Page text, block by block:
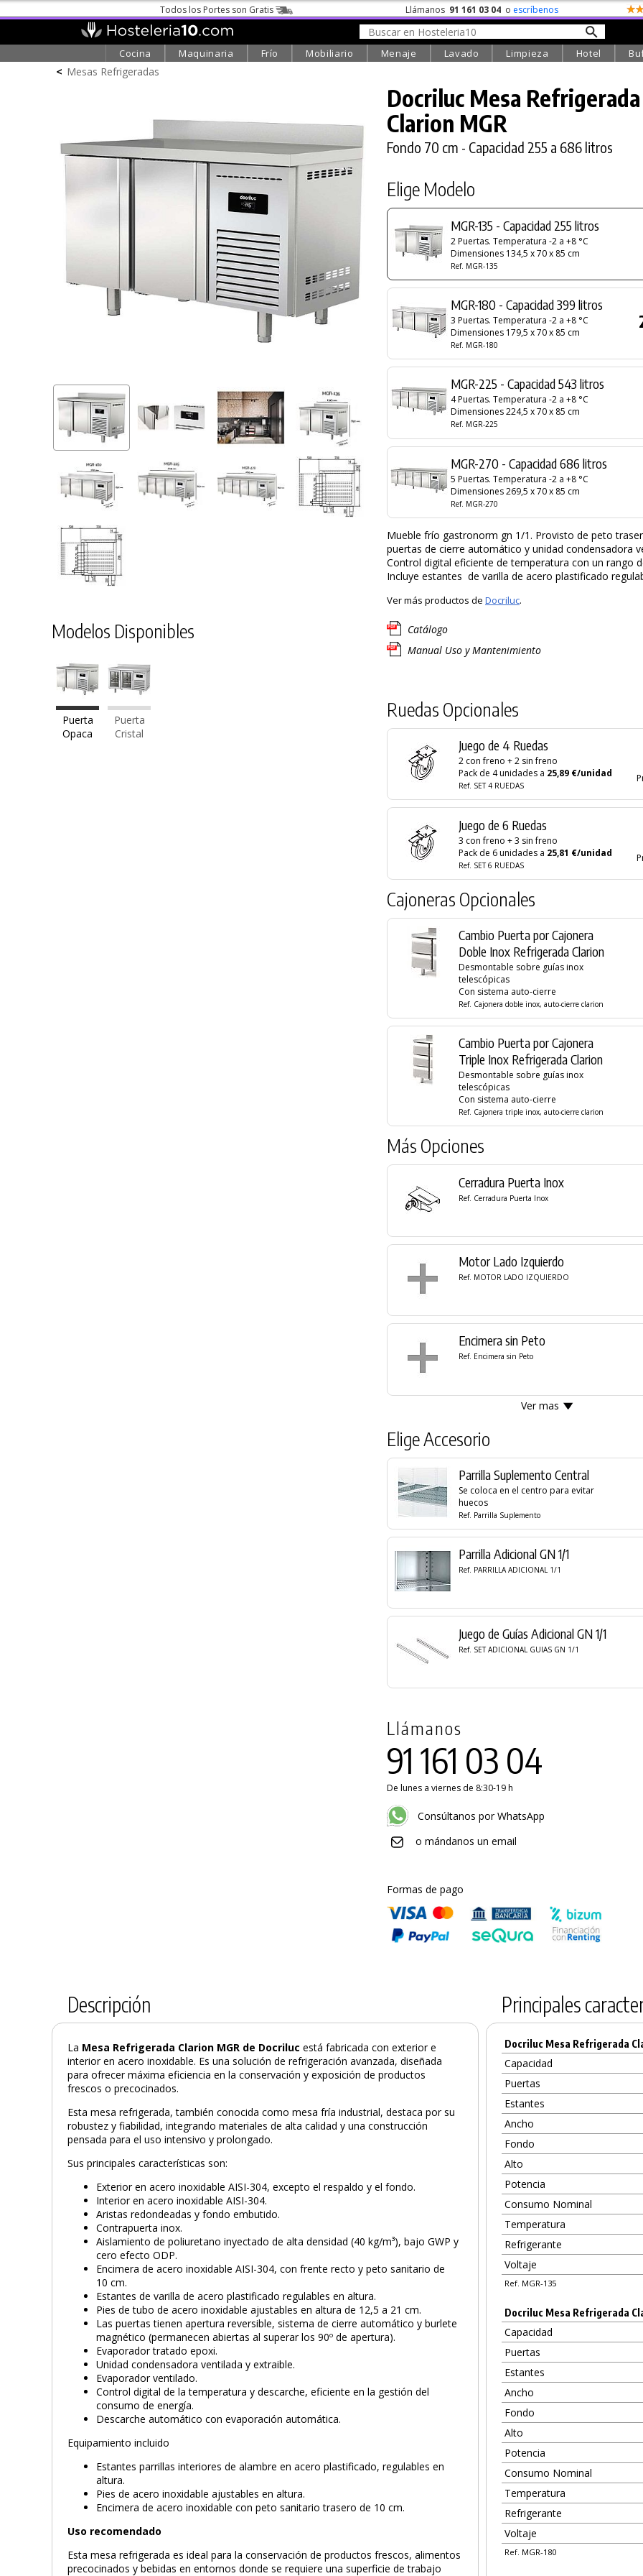
Todos los Portes son Gratis Llámanos 91 161 03 04 o escríbenos
Cocina Maquinaria Frío Mobiliario Menaje Lavado Limpieza Hotel
< Mesas Refrigeradas
PRODUCTO AÑADIDO AL CARRITO
Modelos Disponibles
Puerta
Opaca
Puerta
Cristal
Docriluc Mesa Refrigerada
Clarion MGR
Fondo 70 cm - Capacidad 255 a 686 litros
Elige Modelo
MGR-135 - Capacidad 255 litros
2 Puertas. Temperatura -2 a +8 °C
Dimensiones 134,5 x 70 x 85 cm
Ref. MGR-135
MGR-180 - Capacidad 399 litros
3 Puertas. Temperatura -2 a +8 °C
Dimensiones 179,5 x 70 x 85 cm
Ref. MGR-180
MGR-225 - Capacidad 543 litros
4 Puertas. Temperatura -2 a +8 °C
Dimensiones 224,5 x 70 x 85 cm
Ref. MGR-225
MGR-270 - Capacidad 686 litros
5 Puertas. Temperatura -2 a +8 °C
Dimensiones 269,5 x 70 x 85 cm
Ref. MGR-270
Mueble frío gastronorm gn 1/1. Provisto de peto
puertas de cierre automático y unidad condensadora
Control digital eficiente de temperatura con un rango
Incluye estantes de varilla de acero plastificado
Ver más productos de Docriluc.
Catálogo
Manual Uso y Mantenimiento
Ruedas Opcionales
Juego de 4 Ruedas
2 con freno + 2 sin freno
Pack de 4 unidades a 25,89 €/unidad
Ref. SET 4 RUEDAS
Juego de 6 Ruedas
3 con freno + 3 sin freno
Pack de 6 unidades a 25,81 €/unidad
Ref. SET 6 RUEDAS
Cajoneras Opcionales
Cambio Puerta por Cajonera
Doble Inox Refrigerada Clarion
Desmontable sobre guías inox
telescópicas
Con sistema auto-cierre
Ref. Cajonera doble inox, auto-cierre clarion
Cambio Puerta por Cajonera
Triple Inox Refrigerada Clarion
Desmontable sobre guías inox
telescópicas
Con sistema auto-cierre
Ref. Cajonera triple inox, auto-cierre clarion
Más Opciones
Cerradura Puerta Inox
Ref. Cerradura Puerta Inox
Motor Lado Izquierdo
Ref. MOTOR LADO IZQUIERDO
Encimera sin Peto
Ref. Encimera sin Peto
Ver mas
Elige Accesorio
Parrilla Suplemento Central
Se coloca en el centro para evitar
huecos
Ref. Parrilla Suplemento
Parrilla Adicional GN 1/1
Ref. PARRILLA ADICIONAL 1/1
Juego de Guías Adicional GN 1/1
Ref. SET ADICIONAL GUIAS GN 1/1
Llámanos
91 161 03 04
De lunes a viernes de 8:30-19 h
Consúltanos por WhatsApp
o mándanos un email
Formas de pago
Descripción
La Mesa Refrigerada Clarion MGR de Docrilucestá fabricada con exterior e
interior en acero inoxidable. Es una solución de refrigeración avanzada, diseñada
para ofrecer máxima eficiencia en la conservación y exposición de productos
frescos o precocinados.
Esta mesa refrigerada, también conocida como mesa fría industrial, destaca por su
robustez y fiabilidad, integrando materiales de alta calidad y una construcción
pensada para el uso intensivo y prolongado.
Sus principales características son:
Exterior en acero inoxidable AISI-304, excepto el respaldo y el fondo.
Interior en acero inoxidable AISI-304.
Aristas redondeadas y fondo embutido.
Contrapuerta inox.
Aislamiento de poliuretano inyectado de alta densidad (40 kg/m³), bajo GWP y
cero efecto ODP.
Encimera de acero inoxidable AISI-304, con frente recto y peto sanitario de
10 cm.
Estantes de varilla de acero plastificado regulables en altura.
Pies de tubo de acero inoxidable ajustables en altura de 12,5 a 21 cm.
Las puertas tienen apertura reversible, sistema de cierre automático y burlete
magnético (permanecen abiertas al superar los 90º de apertura).
Evaporador tratado epoxi.
Unidad condensadora ventilada y extraible.
Evaporador ventilado.
Control digital de la temperatura y descarche, eficiente en la gestión del
consumo de energía.
Descarche automático con evaporación automática.
Equipamiento incluido
Estantes parrillas interiores de alambre en acero plastificado, regulables en
altura.
Pies de acero inoxidable ajustables en altura.
Encimera de acero inoxidable con peto sanitario trasero de 10 cm.
Uso recomendado
Esta mesa refrigerada es ideal para la conservación de productos frescos, alimentos
precocinados y bebidas en entornos donde se requiere una superficie de trabajo
Principales
Docriluc Mesa Refrigerada
Capacidad
Puertas
Estantes
Ancho
Fondo
Alto
Potencia
Consumo Nominal
Temperatura
Refrigerante
Voltaje
Ref. MGR-135
Docriluc Mesa Refrigerada
Capacidad
Puertas
Estantes
Ancho
Fondo
Alto
Potencia
Consumo Nominal
Temperatura
Refrigerante
Voltaje
Ref. MGR-180